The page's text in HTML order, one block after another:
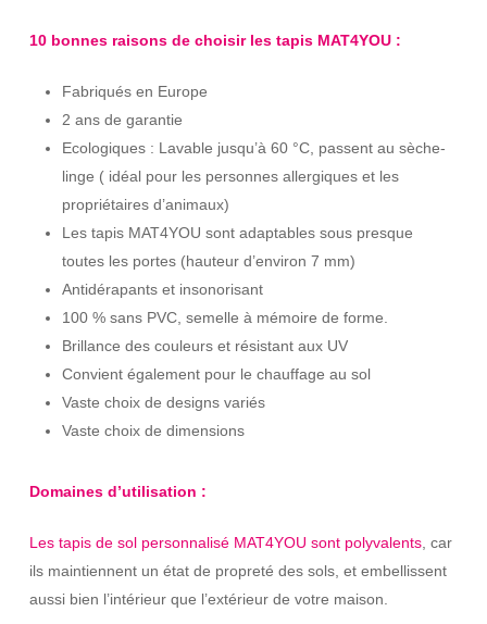
10 bonnes raisons de choisir les tapis MAT4YOU :
Fabriqués en Europe
2 ans de garantie
Ecologiques : Lavable jusqu’à 60 °C, passent au sèche-
linge ( idéal pour les personnes allergiques et les
propriétaires d’animaux)
Les tapis MAT4YOU sont adaptables sous presque
toutes les portes (hauteur d’environ 7 mm)
Antidérapants et insonorisant
100 % sans PVC, semelle à mémoire de forme.
Brillance des couleurs et résistant aux UV
Convient également pour le chauffage au sol
Vaste choix de designs variés
Vaste choix de dimensions
Domaines d’utilisation :
Les tapis de sol personnalisé MAT4YOU sont polyvalents, car
ils maintiennent un état de propreté des sols, et embellissent
aussi bien l’intérieur que l’extérieur de votre maison.